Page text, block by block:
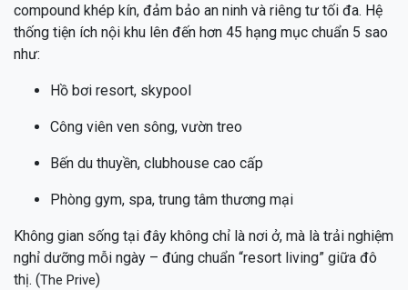
compound khép kín, đảm bảo an ninh và riêng tư tối đa. Hệ
thống tiện ích nội khu lên đến hơn 45 hạng mục chuẩn 5 sao
như:
Hồ bơi resort, skypool
Công viên ven sông, vườn treo
Bến du thuyền, clubhouse cao cấp
Phòng gym, spa, trung tâm thương mại
Không gian sống tại đây không chỉ là nơi ở, mà là trải nghiệm
nghỉ dưỡng mỗi ngày – đúng chuẩn “resort living” giữa đô
thị. (The Prive)